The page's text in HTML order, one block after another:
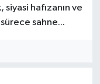
hafızanın ve
sürece sahne...